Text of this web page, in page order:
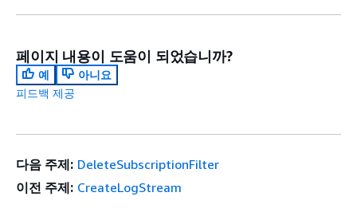
페이지 내용이 도움이 되었습니까?
예
아니요
피드백 제공
다음 주제: DeleteSubscriptionFilter
이전 주제: CreateLogStream